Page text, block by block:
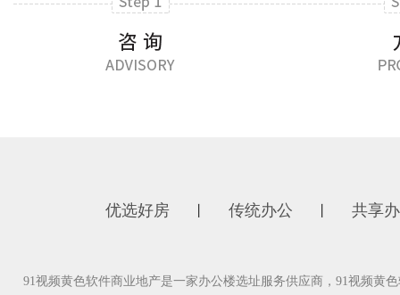
优选好房 传统办公 共享
91视频黄色软件商业地产是一家办公楼选址服务供应商，91视频